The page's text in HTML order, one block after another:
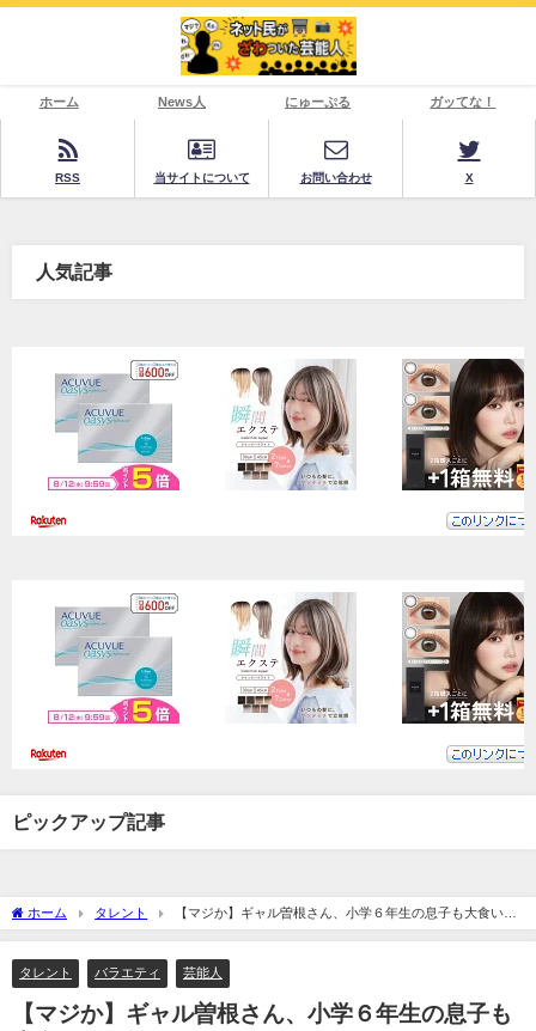
ホーム News人 にゅーぷる ガッてな！
RSS 当サイトについて お問い合わせ X
人気記事
ピックアップ記事
ホーム タレント
【マジか】ギャル曽根さん、小学６年生の息子も大食いだ
った・・・
タレント バラエティ 芸能人
【マジか】ギャル曽根さん、小学６年生の息子も